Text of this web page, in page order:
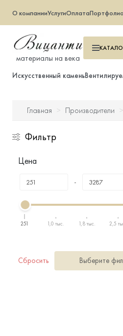
О компанииУслугиОплатаПортфолио
материалы на века
Искусственный камень
Террасная доска
Ступени
Главная Производители
Фильтр
Цена
-
251 1,0 тыс. 1,8 тыс. 2,5
Сбросить Выберите